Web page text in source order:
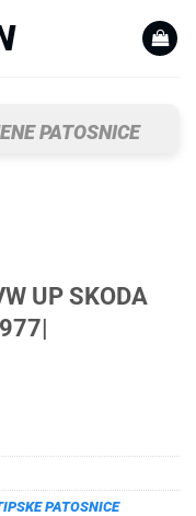
PATOSNICE
UP SKODA
PATOSNICE